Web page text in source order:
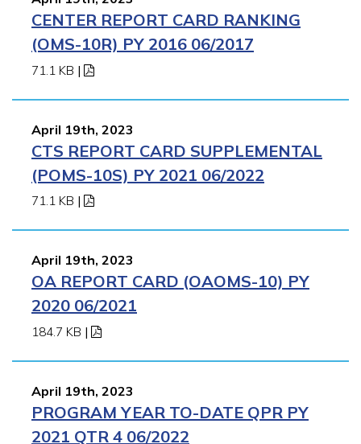
CENTER REPORT CARD RANKING
(OMS-10R) PY 2016 06/2017
71.1 KB |
April 19th, 2023
CTS REPORT CARD SUPPLEMENTAL
(POMS-10S) PY 2021 06/2022
71.1 KB |
April 19th, 2023
OA REPORT CARD (OAOMS-10) PY
2020 06/2021
184.7 KB |
April 19th, 2023
PROGRAM YEAR TO-DATE QPR PY
2021 QTR 4 06/2022